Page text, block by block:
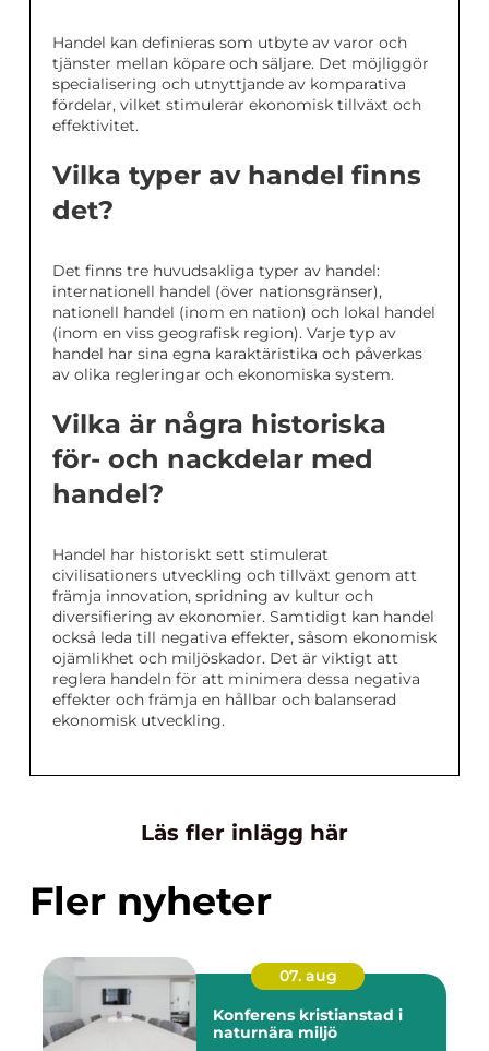
Handel kan definieras som utbyte av varor och
tjänster mellan köpare och säljare. Det möjliggör
specialisering och utnyttjande av komparativa
fördelar, vilket stimulerar ekonomisk tillväxt och
effektivitet.
Vilka typer av handel finns
det?
Det finns tre huvudsakliga typer av handel:
internationell handel (över nationsgränser),
nationell handel (inom en nation) och lokal handel
(inom en viss geografisk region). Varje typ av
handel har sina egna karaktäristika och påverkas
av olika regleringar och ekonomiska system.
Vilka är några historiska
för- och nackdelar med
handel?
Handel har historiskt sett stimulerat
civilisationers utveckling och tillväxt genom att
främja innovation, spridning av kultur och
diversifiering av ekonomier. Samtidigt kan handel
också leda till negativa effekter, såsom ekonomisk
ojämlikhet och miljöskador. Det är viktigt att
reglera handeln för att minimera dessa negativa
effekter och främja en hållbar och balanserad
ekonomisk utveckling.
Läs fler inlägg här
Fler nyheter
07. aug
Konferens kristianstad i
naturnära miljö